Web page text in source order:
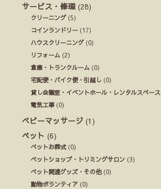
サービス・修理 (28)
クリーニング(5)
コインランドリー (17)
ハウスクリーニング(0)
リフォーム (2)
倉庫・トランクルーム (0)
宅配便・バイク便・引越し (0)
貸し会議室・イベントホール・レンタルスペース
電気工事(0)
ベビーマッサージ (1)
ペット (6)
ペットお葬式(0)
ペットショップ・トリミングサロン (3)
ペット関連グッズ・その他(0)
動物ボランティア (0)